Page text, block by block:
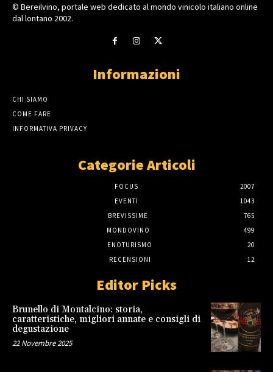
© Bereilvino, portale web dedicato al mondo vinicolo italiano online
dal lontano 2002.
Informazioni
CHI SIAMO
COME FARE
INFORMATIVA PRIVACY
Categorie Articoli
FOCUS
2007
EVENTI
1043
BREVISSIME
765
MONDOVINO
499
ENOTURISMO
20
RECENSIONI
12
Editor Picks
Brunello di Montalcino: storia,
caratteristiche, migliori annate e consigli di
degustazione
22 Novembre 2025